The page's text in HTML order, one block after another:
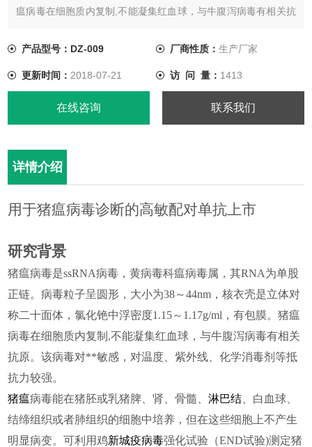
瘟病毒在细胞质内复制,不能凝集红血球，与牛腹泻病毒有相关抗
强。
产品型号：DZ-009 厂商性质： 生产厂家
更新时间： 2018-07-21 访 问 量： 1413
在线咨询 联系我们
详情介绍
用于猪瘟病毒诊断的高敏配对单抗上市
研究背景
猪瘟病毒是ssRNA病毒，黄病毒科瘟病毒属，其RNA为单股
正链。病毒粒子呈圆形，大小为38～44nm，核衣壳是立体对
称二十面体，氯化铯中浮密度1.15～1.17g/ml，有包膜。猪瘟
病毒在细胞质内复制,不能凝集红血球，与牛腹泻病毒有相关
抗原。该病毒对**敏感，对温度、紫外线、化学消毒剂等抵
抗力较强。
猪瘟病毒能在猪胚或乳猪脾、肾、骨髓、淋巴结 、白血球、
结缔组织或者肺组织的细胞中培养，但在这些细胞上不产生
明显病变。可利用鸡新城疫病毒强化试验（END试验)测定猪